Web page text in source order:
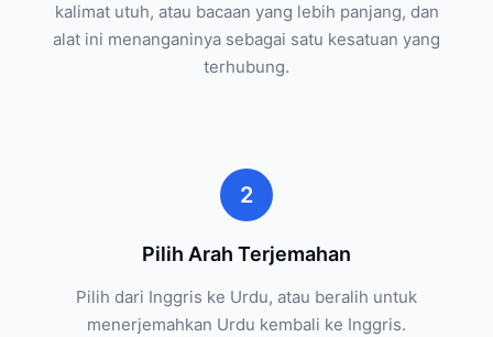
kalimat utuh, atau bacaan yang lebih panjang, dan
alat ini menanganinya sebagai satu kesatuan yang
terhubung.
2
Pilih Arah Terjemahan
Pilih dari Inggris ke Urdu, atau beralih untuk
menerjemahkan Urdu kembali ke Inggris.